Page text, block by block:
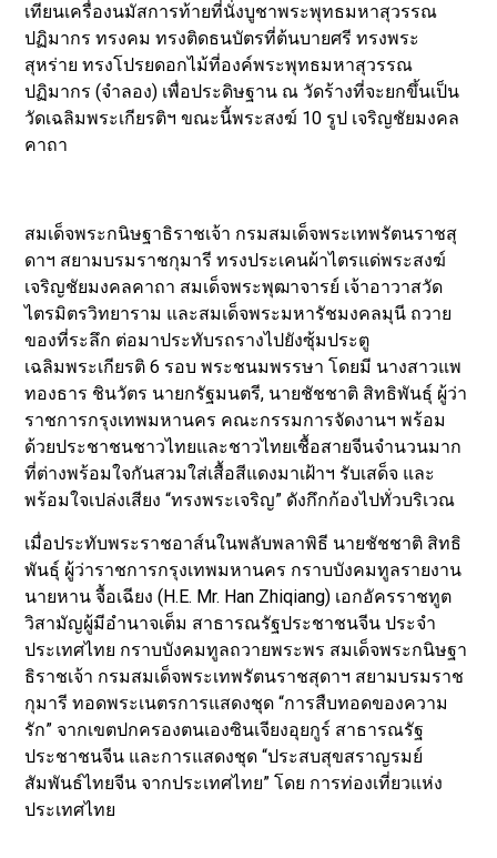
เทียนเครื่องนมัสการท้ายที่นั่งบูชาพระพุทธมหาสุวรรณ
ปฏิมากร ทรงคม ทรงติดธนบัตรที่ต้นบายศรี ทรงพระ
สุหร่าย ทรงโปรยดอกไม้ที่องค์พระพุทธมหาสุวรรณ
ปฏิมากร (จำลอง) เพื่อประดิษฐาน ณ วัดร้างที่จะยกขึ้นเป็น
วัดเฉลิมพระเกียรติฯ ขณะนี้พระสงฆ์ 10 รูป เจริญชัยมงคล
คาถา
สมเด็จพระกนิษฐาธิราชเจ้า กรมสมเด็จพระเทพรัตนราชสุ
ดาฯ สยามบรมราชกุมารี ทรงประเคนผ้าไตรแด่พระสงฆ์
เจริญชัยมงคลคาถา สมเด็จพระพุฒาจารย์ เจ้าอาวาสวัด
ไตรมิตรวิทยาราม และสมเด็จพระมหารัชมงคลมุนี ถวาย
ของที่ระลึก ต่อมาประทับรถรางไปยังซุ้มประตู
เฉลิมพระเกียรติ 6 รอบ พระชนมพรรษา โดยมี นางสาวแพ
ทองธาร ชินวัตร นายกรัฐมนตรี, นายชัชชาติ สิทธิพันธุ์ ผู้ว่า
ราชการกรุงเทพมหานคร คณะกรรมการจัดงานฯ พร้อม
ด้วยประชาชนชาวไทยและชาวไทยเชื้อสายจีนจำนวนมาก
ที่ต่างพร้อมใจกันสวมใส่เสื้อสีแดงมาเฝ้าฯ รับเสด็จ และ
พร้อมใจเปล่งเสียง “ทรงพระเจริญ” ดังกึกก้องไปทั่วบริเวณ
เมื่อประทับพระราชอาส์นในพลับพลาพิธี นายชัชชาติ สิทธิ
พันธุ์ ผู้ว่าราชการกรุงเทพมหานคร กราบบังคมทูลรายงาน
นายหาน จื้อเฉียง (H.E. Mr. Han Zhiqiang) เอกอัครราชทูต
วิสามัญผู้มีอำนาจเต็ม สาธารณรัฐประชาชนจีน ประจำ
ประเทศไทย กราบบังคมทูลถวายพระพร สมเด็จพระกนิษฐา
ธิราชเจ้า กรมสมเด็จพระเทพรัตนราชสุดาฯ สยามบรมราช
กุมารี ทอดพระเนตรการแสดงชุด “การสืบทอดของความ
รัก” จากเขตปกครองตนเองซินเจียงอุยกูร์ สาธารณรัฐ
ประชาชนจีน และการแสดงชุด “ประสบสุขสราญรมย์
สัมพันธ์ไทยจีน จากประเทศไทย” โดย การท่องเที่ยวแห่ง
ประเทศไทย